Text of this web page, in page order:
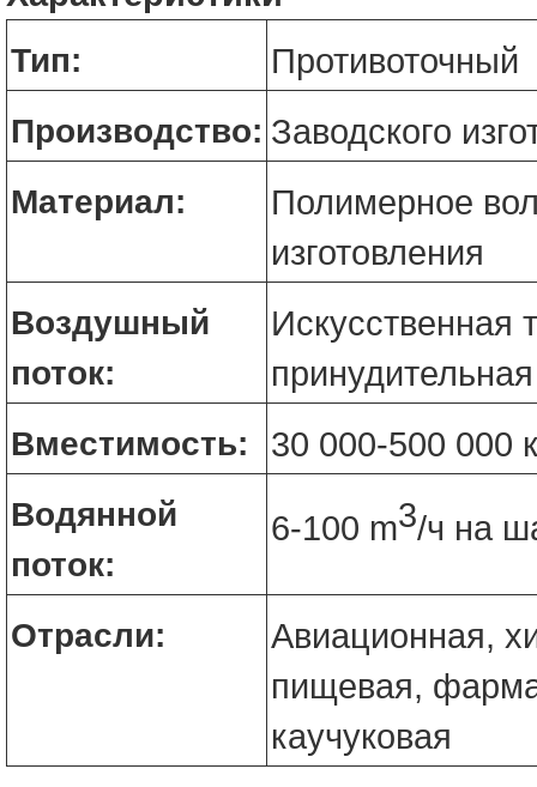
Тип: Противоточный
Производство: Заводского
Материал:
Полимерное
изготовления
Воздушный
поток:
Искусственная
принудительная
Вместимость: 30 000-500 000
Водянной
поток:
6-100 m3/ч на
Отрасли:
Авиационная,
пищевая,
каучуковая